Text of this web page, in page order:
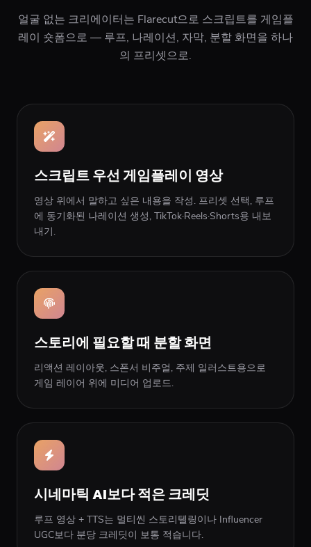
얼굴 없는 크리에이터는 Flarecut으로 스크립트를 게임플
레이 숏폼으로 — 루프, 나레이션, 자막, 분할 화면을 하나
의 프리셋으로.
스크립트 우선 게임플레이 영상
영상 위에서 말하고 싶은 내용을 작성. 프리셋 선택, 루프
에 동기화된 나레이션 생성, TikTok·Reels·Shorts용 내보
내기.
스토리에 필요할 때 분할 화면
리액션 레이아웃, 스폰서 비주얼, 주제 일러스트용으로
게임 레이어 위에 미디어 업로드.
시네마틱 AI보다 적은 크레딧
루프 영상 + TTS는 멀티씬 스토리텔링이나 Influencer
UGC보다 분당 크레딧이 보통 적습니다.